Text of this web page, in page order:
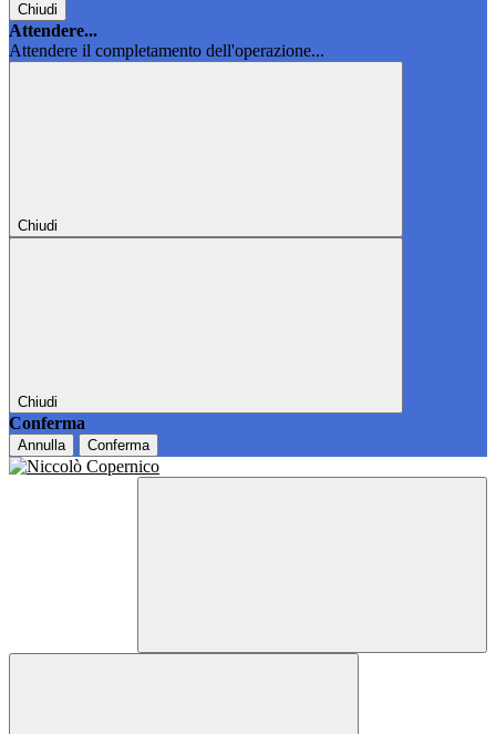
Chiudi
Attendere...
Attendere il completamento dell'operazione...
Chiudi
Chiudi
Conferma
Annulla Conferma